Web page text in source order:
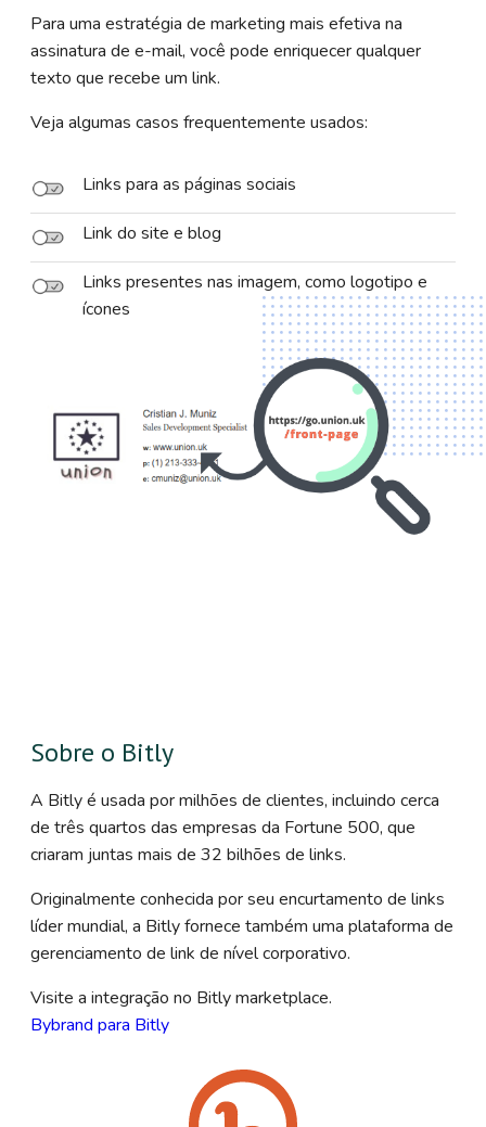
Para uma estratégia de marketing mais efetiva na
assinatura de e-mail, você pode enriquecer qualquer
texto que recebe um link.
Veja algumas casos frequentemente usados:
Links para as páginas sociais
Link do site e blog
Links presentes nas imagem, como logotipo e
ícones
Sobre o Bitly
A Bitly é usada por milhões de clientes, incluindo cerca
de três quartos das empresas da Fortune 500, que
criaram juntas mais de 32 bilhões de links.
Originalmente conhecida por seu encurtamento de links
líder mundial, a Bitly fornece também uma plataforma de
gerenciamento de link de nível corporativo.
Visite a integração no Bitly marketplace.
Bybrand para Bitly